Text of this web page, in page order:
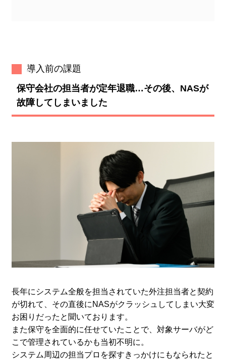
導入前の課題
保守会社の担当者が定年退職…その後、NASが
故障してしまいました
長年にシステム全般を担当されていた外注担当者と契約
が切れて、その直後にNASがクラッシュしてしまい大変
お困りだったと聞いております。
また保守を全面的に任せていたことで、対象サーバがど
こで管理されているかも当初不明に。
システム周辺の担当プロを探すきっかけにもなられたと